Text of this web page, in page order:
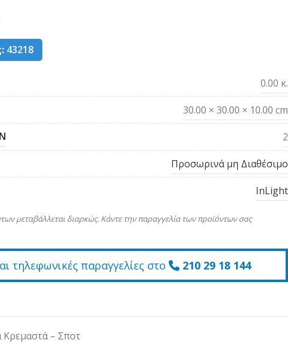
43218
0.00 κ.
30.00 × 30.00 × 10.00 cm
2
Προσωρινά μη Διαθέσιμο
InLight
μεταβάλλεται διαρκώς. Κάντε την παραγγελία των προϊόντων σας
τηλεφωνικές παραγγελίες στο 210 29 18 144
– Σποτ